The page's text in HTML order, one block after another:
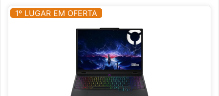
1º LUGAR EM OFERTA